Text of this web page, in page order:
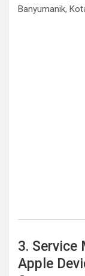
Banyumanik,
3. Service
Apple